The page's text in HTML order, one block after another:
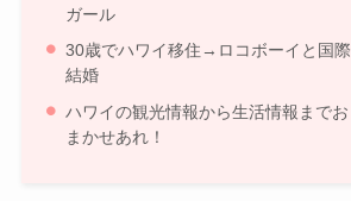
ガール
30歳でハワイ移住→ロコボーイと国際
結婚
ハワイの観光情報から生活情報までお
まかせあれ！